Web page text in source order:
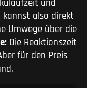
und
kannst also direkt
Umwege über die
Die Reaktionszeit
für den Preis